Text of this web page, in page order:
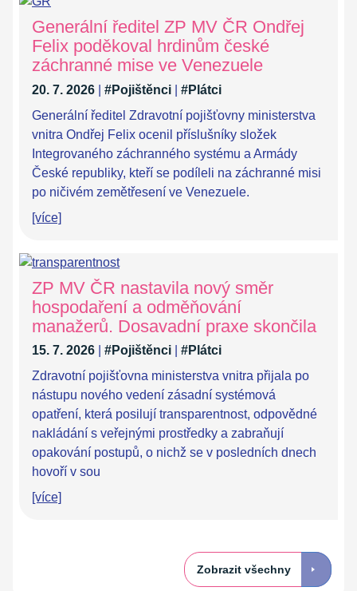
Generální ředitel ZP MV ČR Ondřej
Felix poděkoval hrdinům české
záchranné mise ve Venezuele
20. 7. 2026 #Pojištěnci
#Plátci
Generální ředitel Zdravotní pojišťovny ministerstva
vnitra Ondřej Felix ocenil příslušníky složek
Integrovaného záchranného systému a Armády
České republiky, kteří se podíleli na záchranné misi
po ničivém zemětřesení ve Venezuele.
[více]
ZP MV ČR nastavila nový směr
hospodaření a odměňování
manažerů. Dosavadní praxe skončila
15. 7. 2026 #Pojištěnci
#Plátci
Zdravotní pojišťovna ministerstva vnitra přijala po
nástupu nového vedení zásadní systémová
opatření, která posilují transparentnost, odpovědné
nakládání s veřejnými prostředky a zabraňují
opakování postupů, o nichž se v posledních dnech
hovoří v sou
[více]
Zobrazit všechny